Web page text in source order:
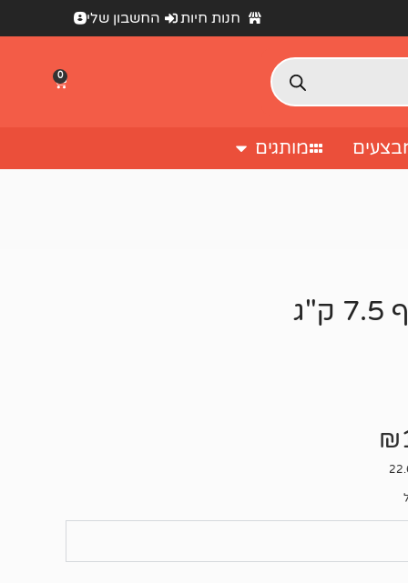
חנות חיות החשבון שלי
0
מותגים
₪